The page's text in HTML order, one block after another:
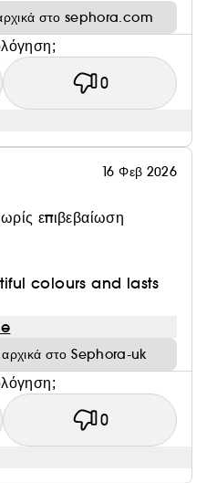
αρχικά στο sephora.com
0
16 Φεβ 2026
επιβεβαίωση
colours and lasts
αρχικά στο Sephora-uk
0